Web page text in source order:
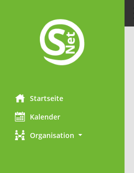
Startseite
Kalender
Organisation